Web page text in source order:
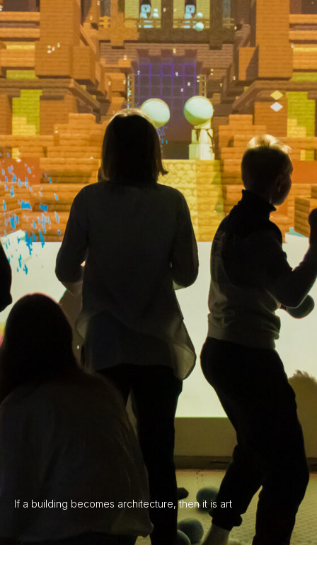
If a building becomes architecture, then it is art